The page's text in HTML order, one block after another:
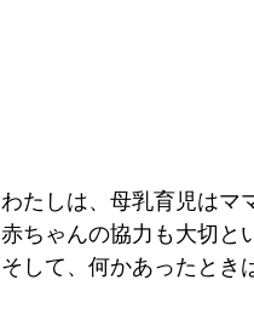
わたしは、母乳育児はマ
赤ちゃんの協力も大切と
そして、何かあったとき